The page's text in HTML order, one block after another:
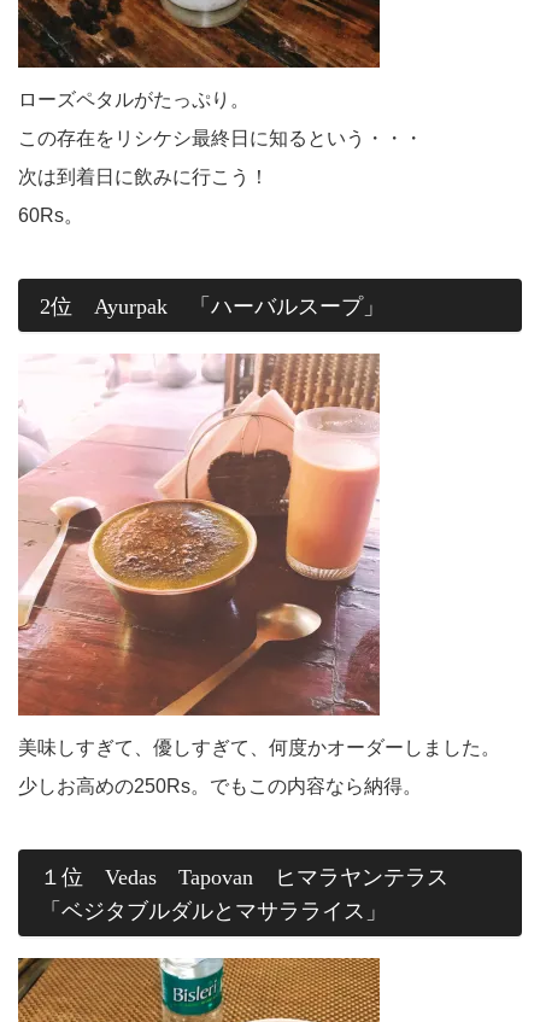
ローズペタルがたっぷり。
この存在をリシケシ最終日に知るという・・・
次は到着日に飲みに行こう！
60Rs。
2位 Ayurpak 「ハーバルスープ」
美味しすぎて、優しすぎて、何度かオーダーしました。
少しお高めの250Rs。でもこの内容なら納得。
１位 Vedas Tapovan ヒマラヤンテラス
「ベジタブルダルとマサラライス」